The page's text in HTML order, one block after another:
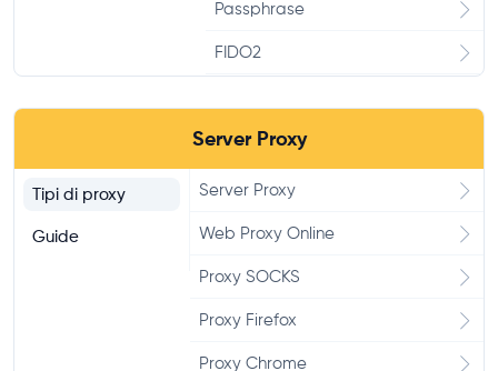
Passphrase
FIDO2
Password Più Comuni
Server Proxy
Tipi di proxy
Guide
Server Proxy
Web Proxy Online
Proxy SOCKS
Proxy Firefox
Proxy Chrome